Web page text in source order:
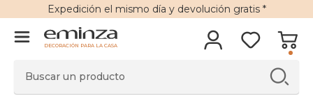
Expedición el mismo día y devolución gratis*
DECORACIÓN PARA LA CASA